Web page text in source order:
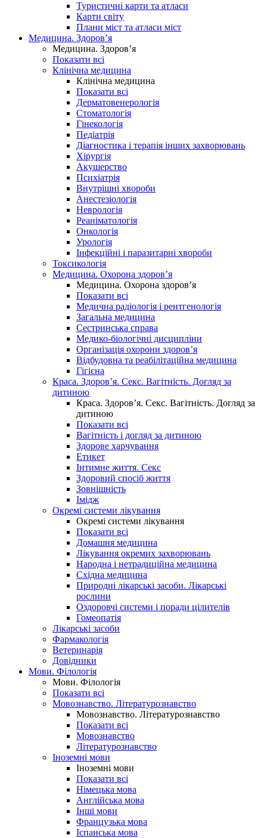
Туристичні карти та атласи
Карти світу
Плани міст та атласи міст
Медицина. Здоров’я
Медицина. Здоров’я
Показати всі
Клінічна медицина
Клінічна медицина
Показати всі
Дерматовенерологія
Стоматологія
Гінекологія
Педіатрія
Діагностика і терапія інших захворювань
Хірургія
Акушерство
Психіатрія
Внутрішні хвороби
Анестезіологія
Неврологія
Реаніматологія
Онкологія
Урологія
Інфекційні і паразитарні хвороби
Токсикологія
Медицина. Охорона здоров’я
Медицина. Охорона здоров’я
Показати всі
Медична радіологія і рентгенологія
Загальна медицина
Сестринська справа
Медико-біологічні дисципліни
Організація охорони здоров’я
Відбудовна та реабілітаційна медицина
Гігієна
Краса. Здоров’я. Секс. Вагітність. Догляд за
дитиною
Краса. Здоров’я. Секс. Вагітність. Догляд за
дитиною
Показати всі
Вагітність і догляд за дитиною
Здорове харчування
Етикет
Інтимне життя. Секс
Здоровий спосіб життя
Зовнішність
Імідж
Окремі системи лікування
Окремі системи лікування
Показати всі
Домашня медицина
Лікування окремих захворювань
Народна і нетрадиційна медицина
Східна медицина
Природні лікарські засоби. Лікарські
рослини
Оздоровчі системи і поради цілителів
Гомеопатія
Лікарські засоби
Фармакологія
Ветеринарія
Довідники
Мови. Філологія
Мови. Філологія
Показати всі
Мовознавство. Літературознавство
Мовознавство. Літературознавство
Показати всі
Мовознавство
Літературознавство
Іноземні мови
Іноземні мови
Показати всі
Німецька мова
Англійська мова
Інші мови
Французька мова
Іспанська мова